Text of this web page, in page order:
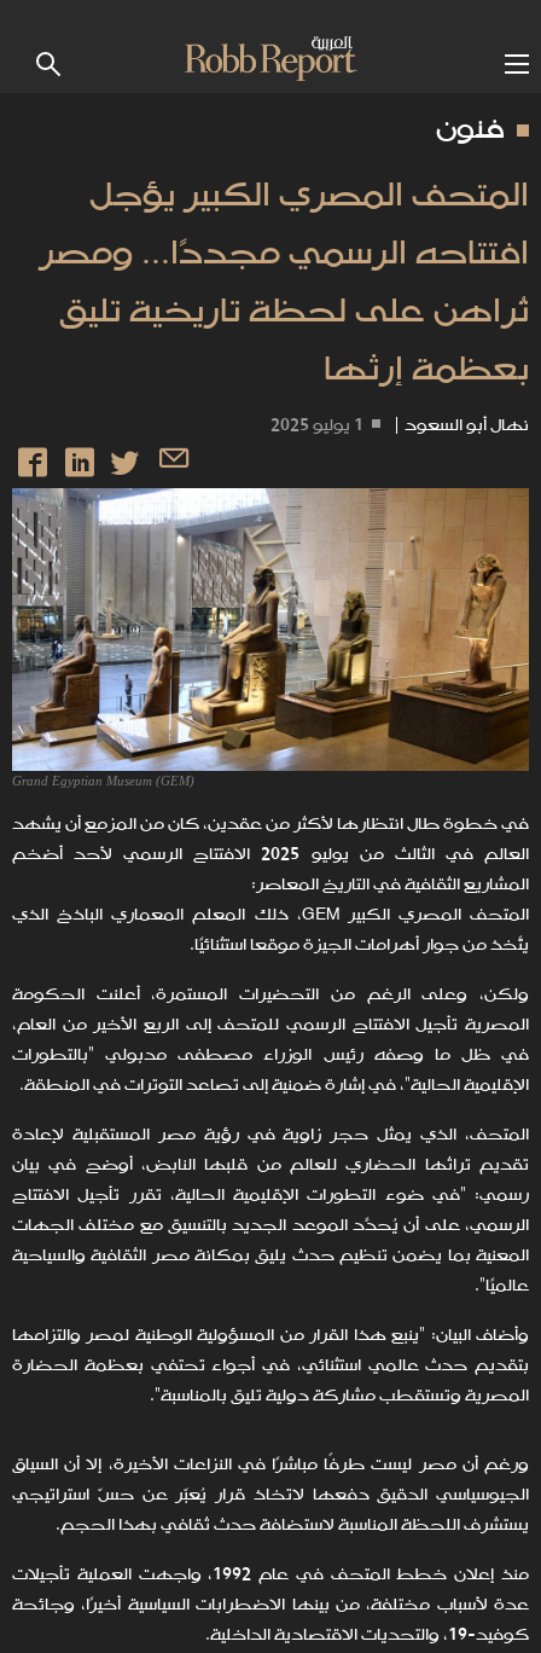
فنون
المتحف المصري الكبير يؤجل
افتتاحه الرسمي مجددًا... ومصر
تُراهن على لحظة تاريخية تليق
بعظمة إرثها
نهال أبو السعود | 1 يوليو 2025
Grand Egyptian Museum (GEM)
في خطوة طال انتظارها لأكثر من عقدين، كان من المزمع أن يشهد
العالم في الثالث من يوليو 2025 الافتتاح الرسمي لأحد أضخم
المشاريع الثقافية في التاريخ المعاصر:
المتحف المصري الكبير GEM، ذلك المعلم المعماري الباذخ الذي
يتّخذ من جوار أهرامات الجيزة موقعًا استثنائيًا.
ولكن، وعلى الرغم من التحضيرات المستمرة، أعلنت الحكومة
المصرية تأجيل الافتتاح الرسمي للمتحف إلى الربع الأخير من العام،
في ظل ما وصفه رئيس الوزراء مصطفى مدبولي "بالتطورات
الإقليمية الحالية"، في إشارة ضمنية إلى تصاعد التوترات في المنطقة.
المتحف، الذي يمثل حجر زاوية في رؤية مصر المستقبلية لإعادة
تقديم تراثها الحضاري للعالم من قلبها النابض، أوضح في بيان
رسمي: "في ضوء التطورات الإقليمية الحالية، تقرر تأجيل الافتتاح
الرسمي، على أن يُحدَّد الموعد الجديد بالتنسيق مع مختلف الجهات
المعنية بما يضمن تنظيم حدث يليق بمكانة مصر الثقافية والسياحية
عالميًا".
وأضاف البيان: "ينبع هذا القرار من المسؤولية الوطنية لمصر والتزامها
بتقديم حدث عالمي استثنائي، في أجواء تحتفي بعظمة الحضارة
المصرية وتستقطب مشاركة دولية تليق بالمناسبة".
ورغم أن مصر ليست طرفًا مباشرًا في النزاعات الأخيرة، إلا أن السياق
الجيوسياسي الدقيق دفعها لاتخاذ قرار يُعبّر عن حسّ استراتيجي
يستشرف اللحظة المناسبة لاستضافة حدث ثقافي بهذا الحجم.
منذ إعلان خطط المتحف في عام 1992، واجهت العملية تأجيلات
عدة لأسباب مختلفة، من بينها الاضطرابات السياسية أخيرًا، وجائحة
كوفيد-19، والتحديات الاقتصادية الداخلية.